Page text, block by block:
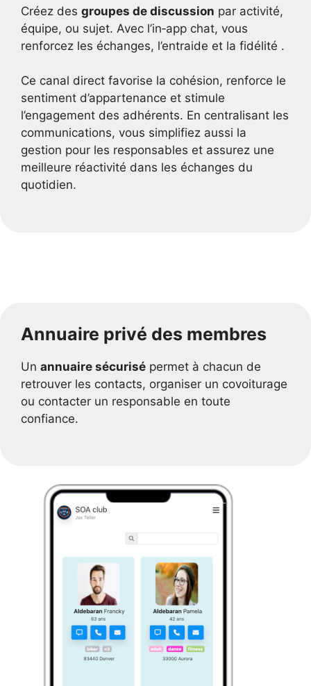
Créez des groupes de discussion par activité,
équipe, ou sujet. Avec l’in‑app chat, vous
renforcez les échanges, l’entraide et la fidélité .
Ce canal direct favorise la cohésion, renforce le
sentiment d’appartenance et stimule
l’engagement des adhérents. En centralisant les
communications, vous simplifiez aussi la
gestion pour les responsables et assurez une
meilleure réactivité dans les échanges du
quotidien.
Annuaire privé des membres
Un annuaire sécurisé permet à chacun de
retrouver les contacts, organiser un covoiturage
ou contacter un responsable en toute
confiance.